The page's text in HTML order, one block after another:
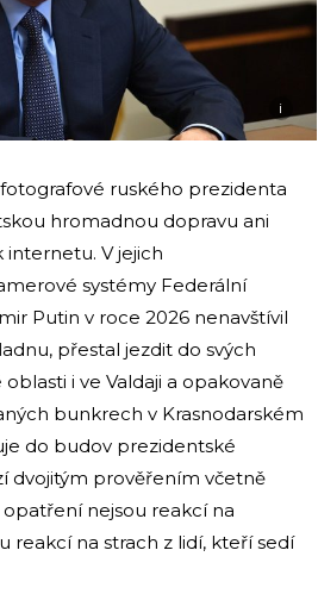
i
ruského prezidenta
hromadnou dopravu ani
V jejich
systémy Federální
Putin v roce 2026 nenavštívil
přestal jezdit do svých
i ve Valdaji a opakovaně
bunkrech v Krasnodarském
do budov prezidentské
dvojitým prověřením včetně
nejsou reakcí na
reakcí na strach z lidí, kteří sedí